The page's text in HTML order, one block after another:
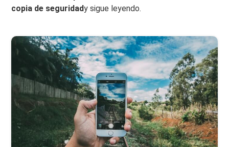
copia de seguridady sigue leyendo.